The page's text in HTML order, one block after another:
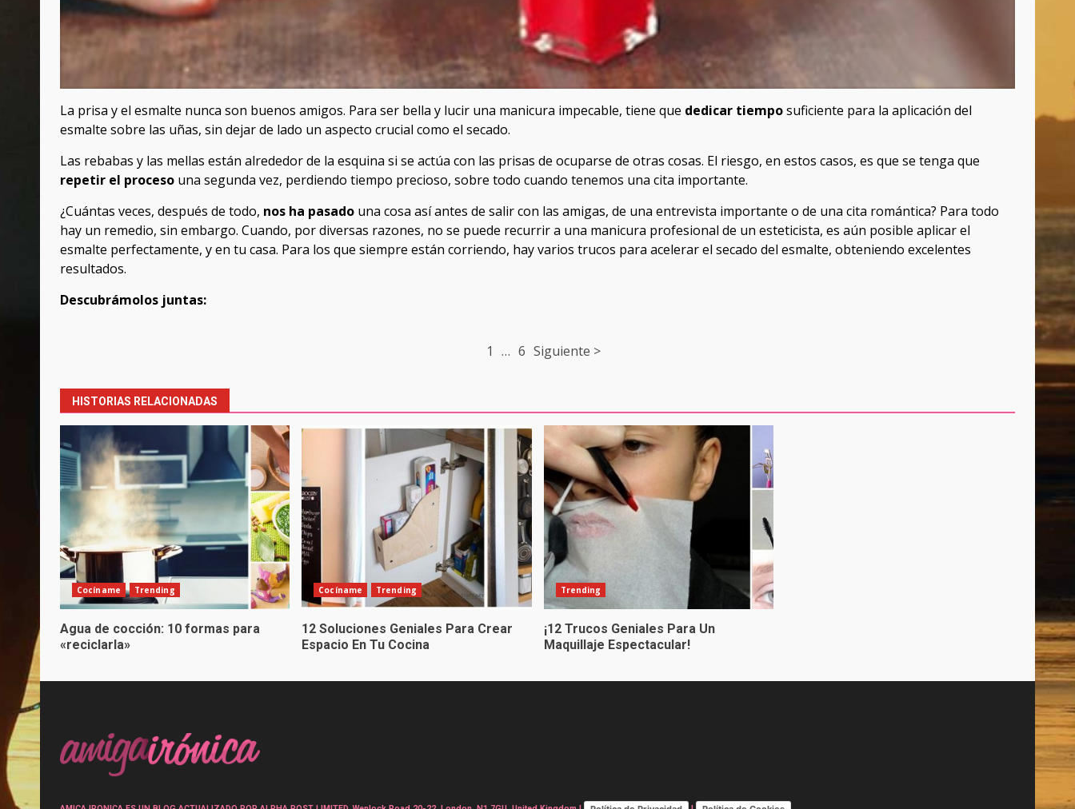
La prisa y el esmalte nunca son buenos amigos. Para ser bella y lucir una manicura impecable, tiene que dedicar tiemposuficiente para la aplicación del
esmalte sobre las uñas, sin dejar de lado un aspecto crucial como el secado.
Las rebabas y las mellas están alrededor de la esquina si se actúa con las prisas de ocuparse de otras cosas. El riesgo, en estos casos, es que se tenga que
repetir el proceso una segunda vez, perdiendo tiempo precioso, sobre todo cuando tenemos una cita importante.
¿Cuántas veces, después de todo, nos ha pasado una cosa así antes de salir con las amigas, de una entrevista importante o de una cita romántica? Para todo
hay un remedio, sin embargo. Cuando, por diversas razones, no se puede recurrir a una manicura profesional de un esteticista, es aún posible aplicar el
esmalte perfectamente, y en tu casa. Para los que siempre están corriendo, hay varios trucos para acelerar el secado del esmalte, obteniendo excelentes
resultados.
Descubrámolos juntas:
1 … 6 Siguiente >
HISTORIAS RELACIONADAS
Cocíname Trending
Agua de cocción: 10 formas para
«reciclarla»
Cocíname Trending
12 Soluciones Geniales Para Crear
Espacio En Tu Cocina
Trending
¡12 Trucos Geniales Para Un
Maquillaje Espectacular!